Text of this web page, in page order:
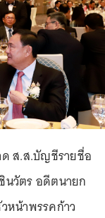
ด ส.ส.บัญชีรายชื่อ
วัตร อดีตนายก
หน้าพรรคก้าว